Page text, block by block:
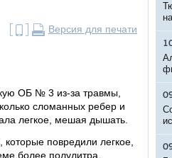
Версия для печати
ОБ № 3 из-за травмы,
сломанных ребер и
легкое, мешая дышать.
повредили легкое,
более полулитра.